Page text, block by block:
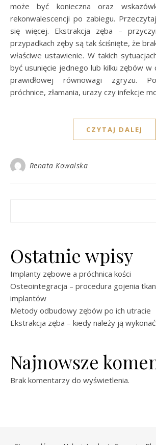
może być konieczna oraz
rekonwalescencji po zabiegu.
się więcej. Ekstrakcja zęba –
przypadkach zęby są tak ściśnięte, że
właściwe ustawienie. W takich
być usunięcie jednego lub kilku zębów w
prawidłowej równowagi zgryzu.
próchnice, złamania, urazy czy infekcje
CZYTAJ DALEJ
Renata Kowalska
Ostatnie wpisy
Implanty zębowe a próchnica kości
Osteointegracja – procedura gojenia
implantów
Metody odbudowy zębów po ich utracie
Ekstrakcja zęba – kiedy należy ją
Najnowsze
Brak komentarzy do wyświetlenia.